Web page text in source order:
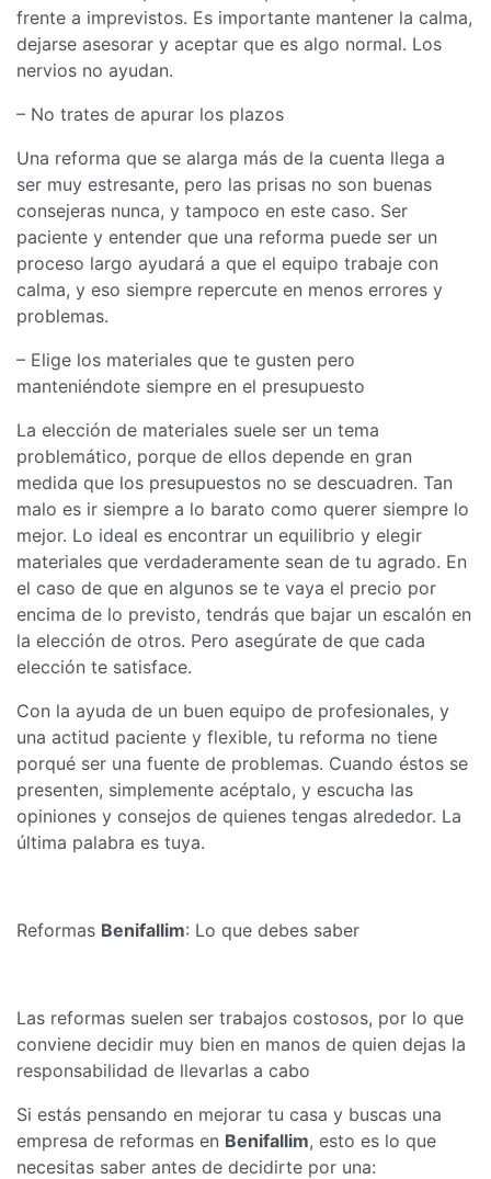
frente a imprevistos. Es importante mantener la calma,
dejarse asesorar y aceptar que es algo normal. Los
nervios no ayudan.
– No trates de apurar los plazos
Una reforma que se alarga más de la cuenta llega a
ser muy estresante, pero las prisas no son buenas
consejeras nunca, y tampoco en este caso. Ser
paciente y entender que una reforma puede ser un
proceso largo ayudará a que el equipo trabaje con
calma, y eso siempre repercute en menos errores y
problemas.
– Elige los materiales que te gusten pero
manteniéndote siempre en el presupuesto
La elección de materiales suele ser un tema
problemático, porque de ellos depende en gran
medida que los presupuestos no se descuadren. Tan
malo es ir siempre a lo barato como querer siempre lo
mejor. Lo ideal es encontrar un equilibrio y elegir
materiales que verdaderamente sean de tu agrado. En
el caso de que en algunos se te vaya el precio por
encima de lo previsto, tendrás que bajar un escalón en
la elección de otros. Pero asegúrate de que cada
elección te satisface.
Con la ayuda de un buen equipo de profesionales, y
una actitud paciente y flexible, tu reforma no tiene
porqué ser una fuente de problemas. Cuando éstos se
presenten, simplemente acéptalo, y escucha las
opiniones y consejos de quienes tengas alrededor. La
última palabra es tuya.
Reformas Benifallim: Lo que debes saber
Las reformas suelen ser trabajos costosos, por lo que
conviene decidir muy bien en manos de quien dejas la
responsabilidad de llevarlas a cabo
Si estás pensando en mejorar tu casa y buscas una
empresa de reformas en Benifallim, esto es lo que
necesitas saber antes de decidirte por una: